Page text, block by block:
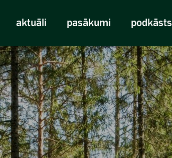
aktuāli pasākumi podkāsts